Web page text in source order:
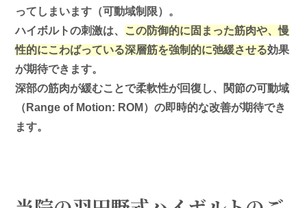
ってしまいます（可動域制限）。
ハイボルトの刺激は、 この防御的に固まった筋肉や、慢
性的にこわばっている深層筋を強制的に弛緩させる効果
が期待できます。
深部の筋肉が緩むことで柔軟性が回復し、関節の可動域
（Range of Motion: ROM）の即時的な改善が期待でき
ます。